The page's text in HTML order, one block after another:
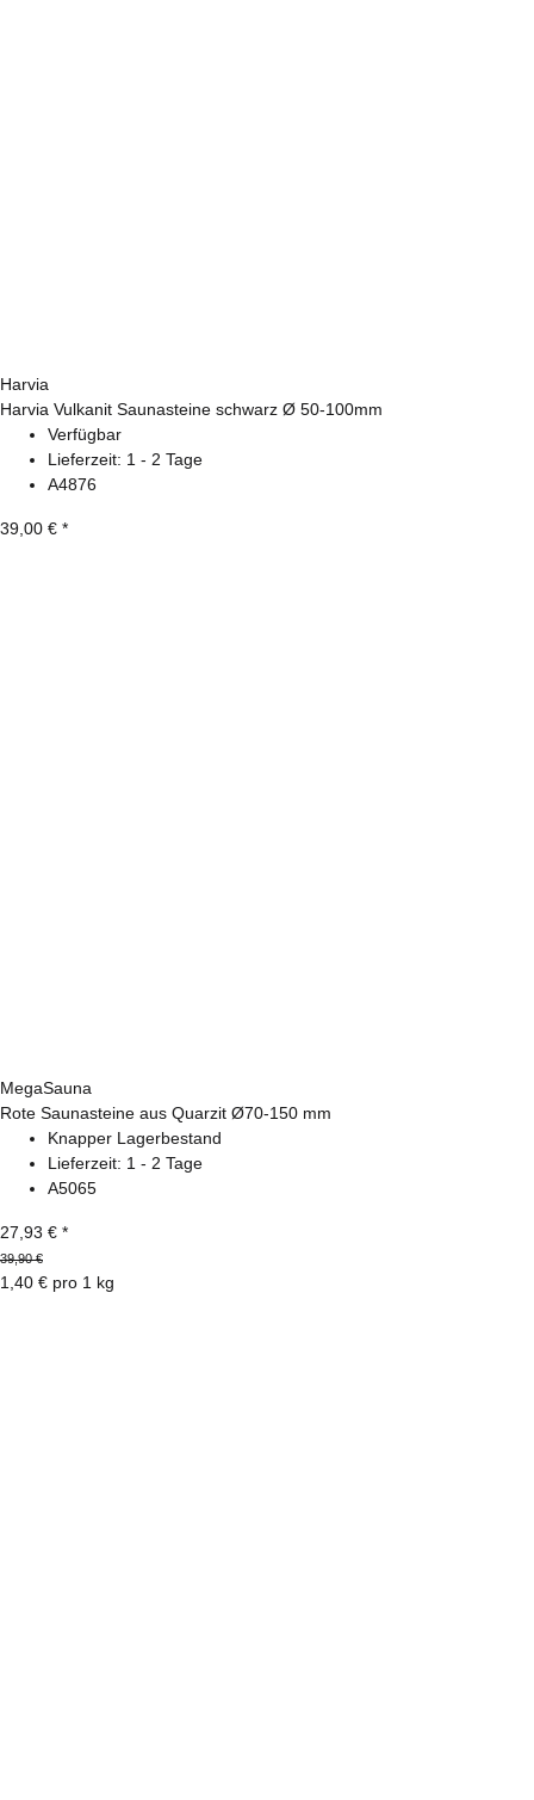
Harvia
Harvia Vulkanit Saunasteine schwarz Ø 50-100mm
Verfügbar
Lieferzeit: 1 - 2 Tage
A4876
39,00 € *
MegaSauna
Rote Saunasteine aus Quarzit Ø70-150 mm
Knapper Lagerbestand
Lieferzeit: 1 - 2 Tage
A5065
27,93 € *
39,90 €
1,40 € pro 1 kg